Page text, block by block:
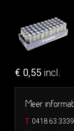
€ 0,55 incl.
Meer
T 0418 63 3339